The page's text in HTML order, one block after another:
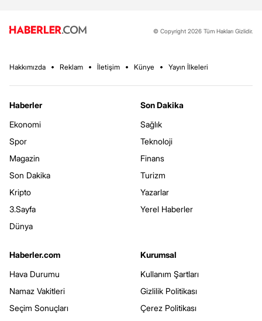
© Copyright 2026 Tüm Hakları Gizlidir.
Hakkımızda Reklam İletişim Künye Yayın İlkeleri
Haberler
Ekonomi
Spor
Magazin
Son Dakika
Kripto
3.Sayfa
Dünya
Son Dakika
Sağlık
Teknoloji
Finans
Turizm
Yazarlar
Yerel Haberler
Haberler.com
Hava Durumu
Namaz Vakitleri
Seçim Sonuçları
Kurumsal
Kullanım Şartları
Gizlilik Politikası
Çerez Politikası